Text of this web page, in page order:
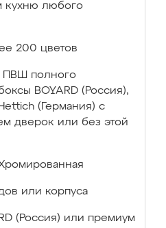
кухню любого
200 цветов
ПВШ полного
BOYARD (Россия),
(Германия) с
дверок или без этой
или корпуса
(Россия) или премиум